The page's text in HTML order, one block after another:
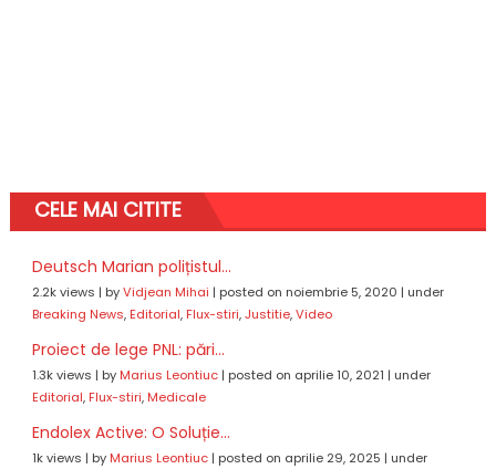
CELE MAI CITITE
Deutsch Marian polițistul...
2.2k views | byVidjean Mihai | posted on noiembrie 5, 2020 | under
Breaking News, Editorial, Flux-stiri,Justitie,Video
Proiect de lege PNL: pări...
1.3k views | by Marius Leontiuc| posted on aprilie 10, 2021 | under
Editorial, Flux-stiri, Medicale
Endolex Active: O Soluție...
1k views | by Marius Leontiuc| posted on aprilie 29, 2025 | under